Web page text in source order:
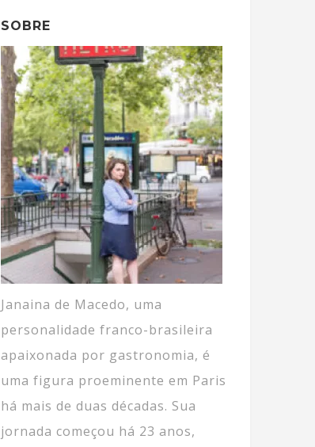
SOBRE
Janaina de Macedo, uma
personalidade franco-brasileira
apaixonada por gastronomia, é
uma figura proeminente em Paris
há mais de duas décadas. Sua
jornada começou há 23 anos,